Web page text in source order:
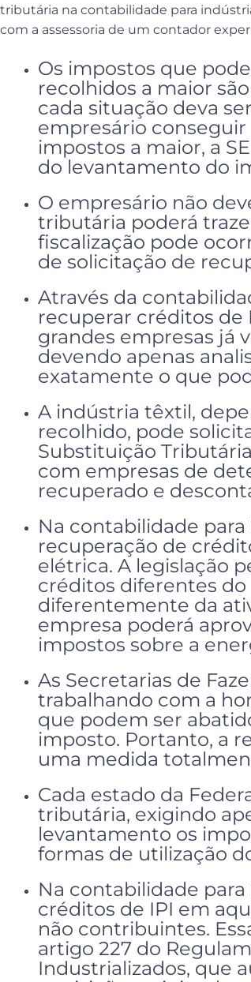
tributária na contabilidade para
com a assessoria de um contador
Os impostos que
recolhidos a maior
cada situação deva
empresário
impostos a maior, a
do levantamento do
O empresário não
tributária poderá
fiscalização pode
de solicitação de
Através da
recuperar créditos de
grandes empresas já
devendo apenas
exatamente o que
A indústria têxtil,
recolhido, pode
Substituição
com empresas de
recuperado e
Na contabilidade
recuperação de
elétrica. A legislação
créditos diferentes do
diferentemente da
empresa poderá
impostos sobre a
As Secretarias de
trabalhando com a
que podem ser
imposto. Portanto, a
uma medida
Cada estado da
tributária, exigindo
levantamento os
formas de utilização
Na contabilidade
créditos de IPI em
não contribuintes.
artigo 227 do
Industrializados, que